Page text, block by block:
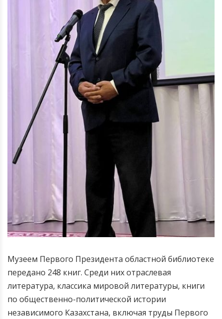
Музеем Первого Президента областной библиотеке
передано 248 книг. Среди них отраслевая
литература, классика мировой литературы, книги
по общественно-политической истории
независимого Казахстана, включая труды Первого